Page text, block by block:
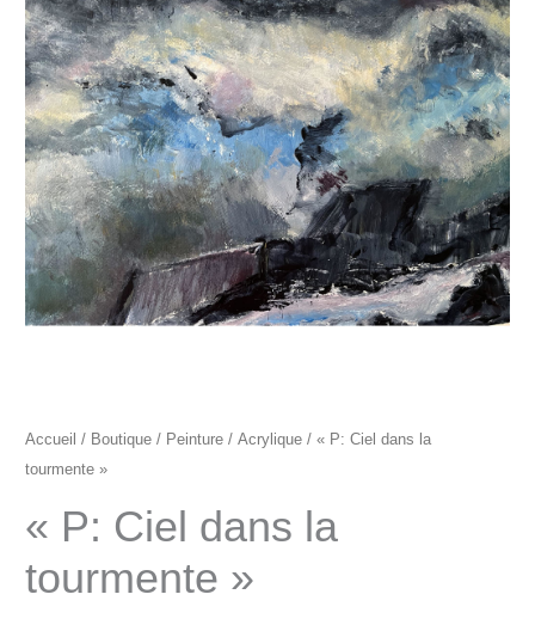
Accueil / Boutique / Peinture /Acrylique / « P: Ciel dans la
tourmente »
« P: Ciel dans la
tourmente »
Ciel
dans
la
tourmente"